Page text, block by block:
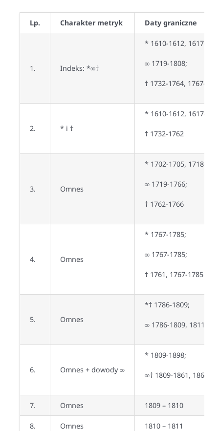
Lp. Charaktermetryk Daty graniczne
1. Indeks: *∞†
* 1610-1612, 1617-
∞ 1719-1808;
† 1732-1764, 1767-
2. * i †
* 1610-1612, 1617-
† 1732-1762
3. Omnes
* 1702-1705, 1718-
∞ 1719-1766;
† 1762-1766
4. Omnes
* 1767-1785;
∞ 1767-1785;
† 1761, 1767-1785
5. Omnes
*† 1786-1809;
∞ 1786-1809, 1811
6. Omnes + dowody ∞
* 1809-1898;
∞† 1809-1861, 1868-
7. Omnes 1809 – 1810
8. Omnes 1810 – 1811